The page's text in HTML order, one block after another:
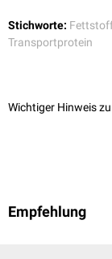
Stichworte:
Transportprotein
Wichtiger Hinweis
Empfehlung